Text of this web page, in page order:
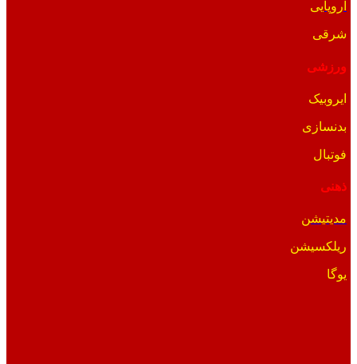
اروپایی
شرقی
ورزشی
ایروبیک
بدنسازی
فوتبال
ذهنی
مدیتیشن
ریلکسیشن
یوگا